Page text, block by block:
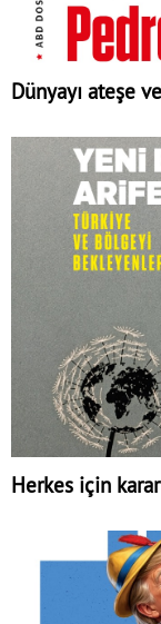
Dünyayı ateşe
Herkes için karar